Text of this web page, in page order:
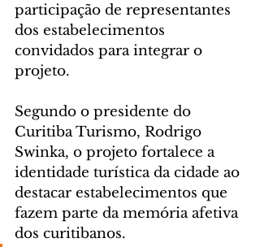
participação de representantes
dos estabelecimentos
convidados para integrar o
projeto.
Segundo o presidente do
Curitiba Turismo, Rodrigo
Swinka, o projeto fortalece a
identidade turística da cidade ao
destacar estabelecimentos que
fazem parte da memória afetiva
dos curitibanos.